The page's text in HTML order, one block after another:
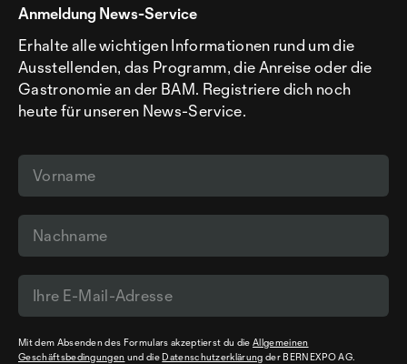
Anmeldung News-Service
Erhalte alle wichtigen Informationen rund um die
Ausstellenden, das Programm, die Anreise oder die
Gastronomie an der BAM. Registriere dich noch
heute für unseren News-Service.
Mit dem Absenden des Formulars akzeptierst du dieAllgemeinen
Geschäftsbedingungen und die Datenschutzerklärung der BERNEXPO AG.